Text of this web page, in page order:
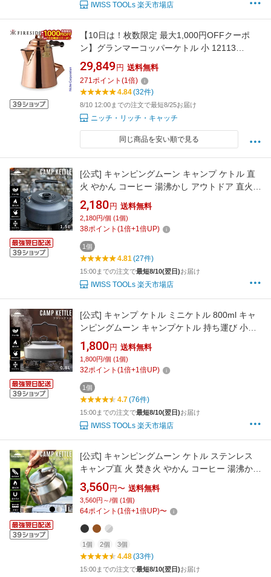
IWISS TOOLs 楽天市場店
【10日は！枚数限定 最大1,000円OFFクーポ
ン】グランマーコッパーケトル 小 12113
FIRESIDE ファイヤーサイド ポット キャンプ
ケトル アウトドア やかん 薪ストーブ ヤカン 暖
炉 銅 コッパー 日本製 加湿 銅製 銅製ケトル
29,849 円 送料無料
271ポイント (1倍)
4.84(32件)
8/10 12:00までの注文で最短8/25お届け
ニッチ・リッチ・キャッチ
同じ商品を安い順で見る
[公式] キャンピングムーン キャンプ ケトル 直
火 やかん コーヒー 湯沸かし アウトドア 直火
1.5L ヤカン アルミ 軽量 コンパクト アウトドア
登山 釣り シンプル おしゃれ 大容量 ファミリー
ソロ ソロキャンプ フラット型 防錆 簡単メンテ
2,180 円 送料無料
2,180円/個 (1個)
38ポイント (1倍+1倍UP)
1個
4.81(27件)
15:00までの注文で最短8/10(翌日)お届け
IWISS TOOLs 楽天市場店
[公式] キャンプ ケトル ミニケトル 800ml キャ
ンピングムーン キャンプケトル 持ち運び 小型
コーヒー アウトドア 直火 小さい 洗いやすい 注
ぎ口 やかん コンパクト 軽量 ソロ 登山 釣り 車
中泊 ミニ 防錆 つや消し アルマイト加工 0.8L
1,800 円 送料無料
1,800円/個 (1個)
32ポイント (1倍+1倍UP)
1個
4.7(76件)
15:00までの注文で最短8/10(翌日)お届け
IWISS TOOLs 楽天市場店
[公式] キャンピングムーン ケトル ステンレス
キャンプ直 火 焚き火 やかん コーヒー 湯沸かし
直火 ミニケトル アウトドア おしゃれ 吊り下げ
クッカー キャンプケトル 焚き火ケトル ヤカン
コーヒーケトル 1.0L ギフト セット プレゼント
3,560 円〜 送料無料
3,560円～/個 (1個)
64ポイント (1倍+1倍UP)〜
1個 2個 3個
4.48(33件)
15:00までの注文で最短8/10(翌日)お届け